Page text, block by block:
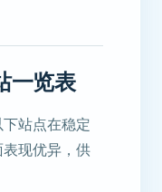
一览表
站点在稳定
现优异，供